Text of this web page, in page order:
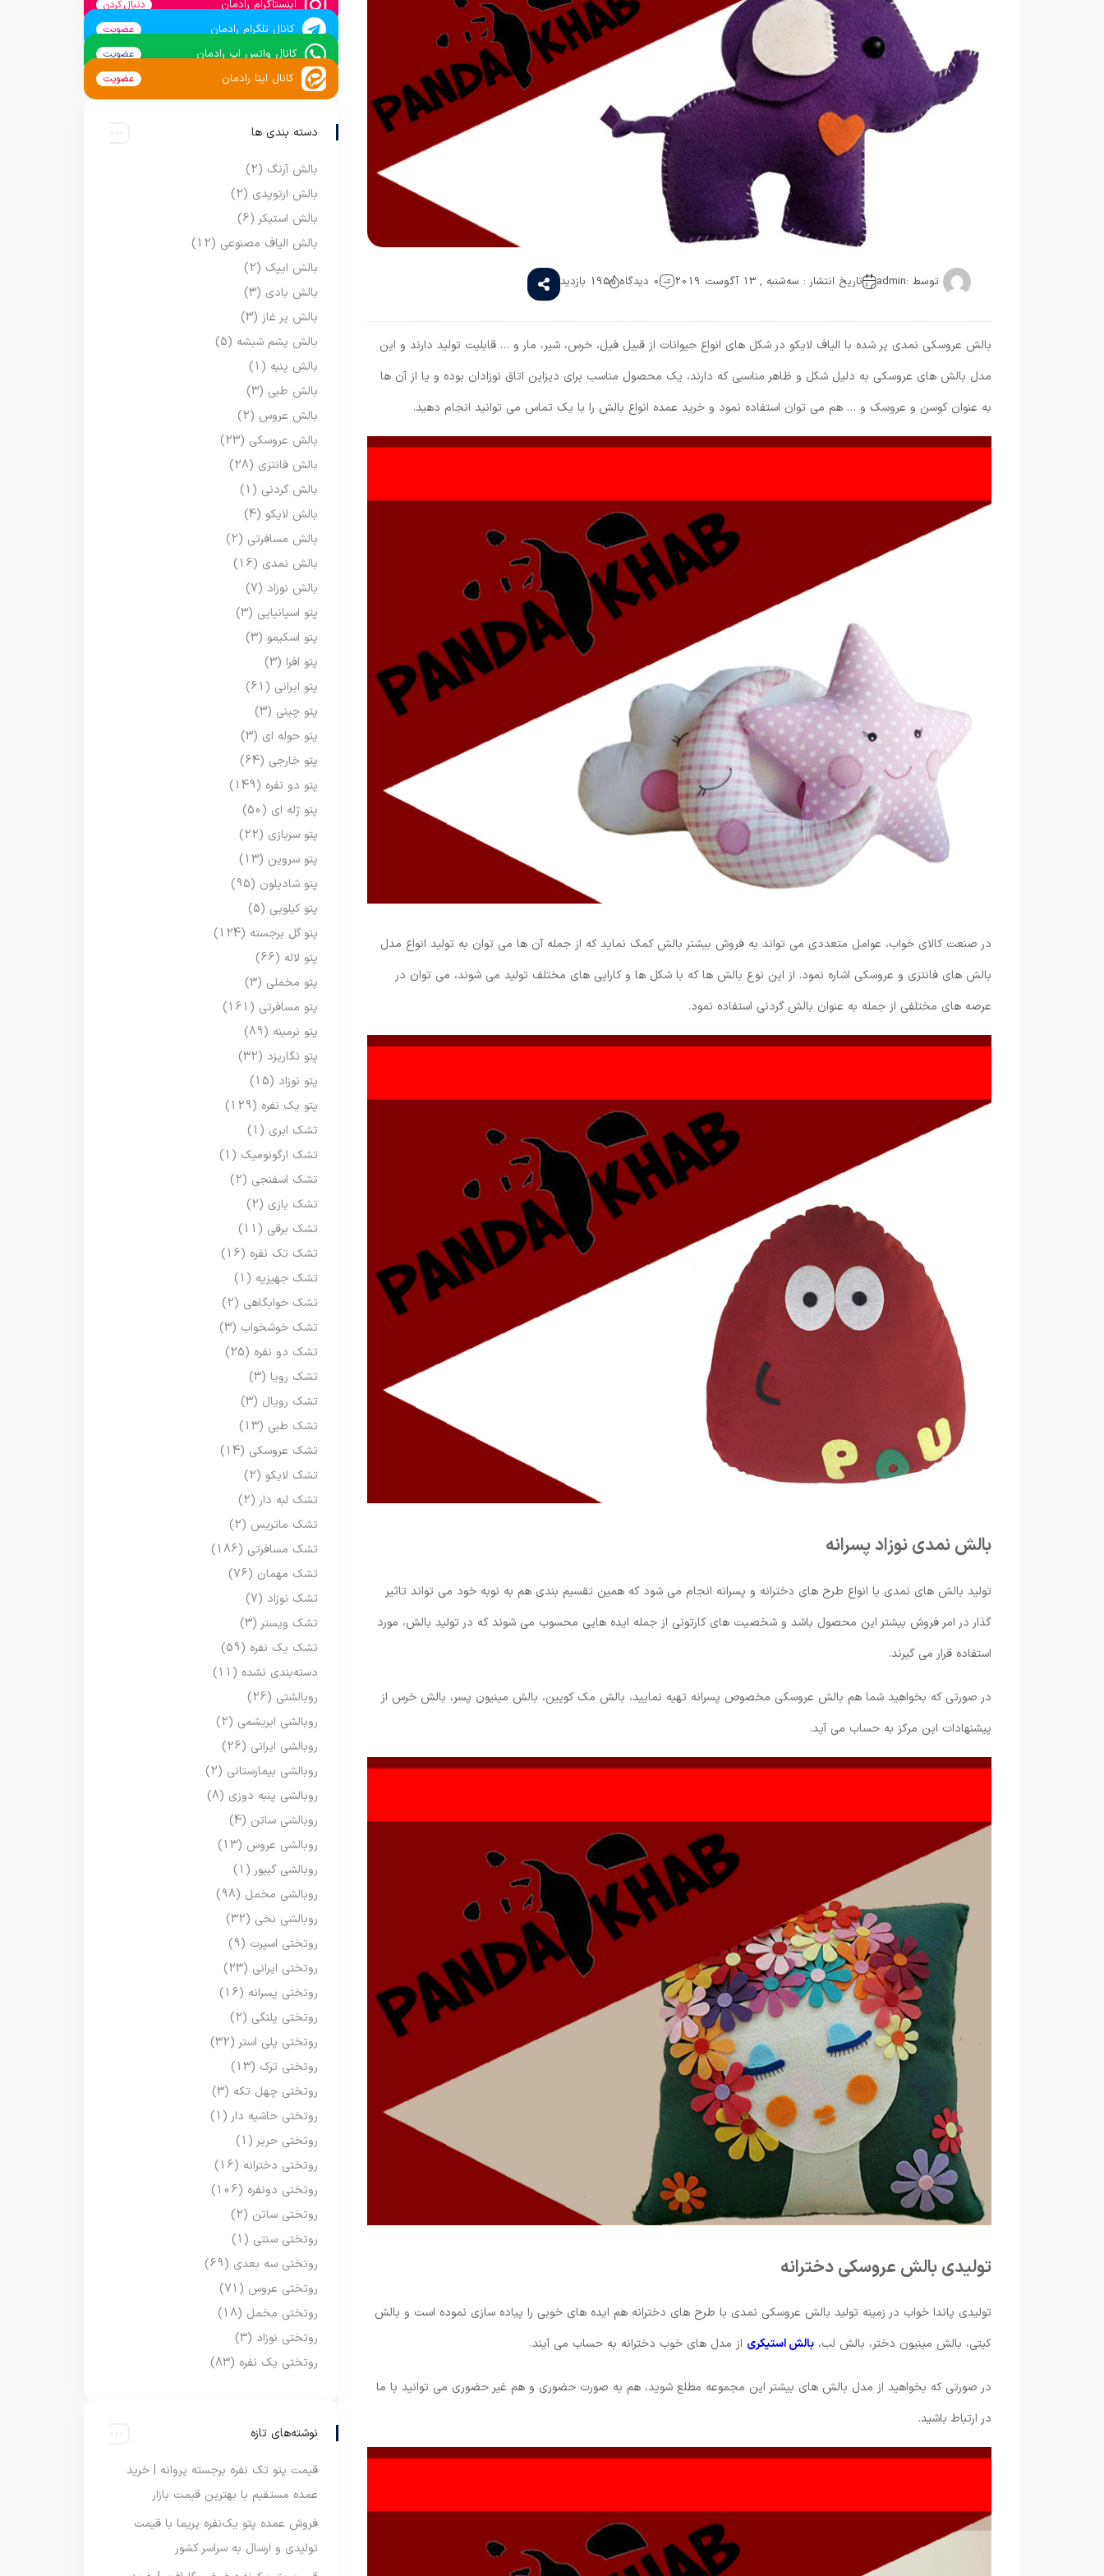
توسط :admin تاریخ انتشار : سه‌شنبه , 13 آگوست 2019 0 دیدگاه 195 بازدید
بالش عروسکی نمدی پر شده با الیاف لایکو در شکل های انواع حیوانات از قبیل فیل، خرس، شیر، مار و … قابلیت تولید دارند و این
مدل بالش های عروسکی به دلیل شکل و ظاهر مناسبی که دارند، یک محصول مناسب برای دیزاین اتاق نوزادان بوده و یا از آن ها
به عنوان کوسن و عروسک و … هم می توان استفاده نمود و خرید عمده انواع بالش را با یک تماس می توانید انجام دهید.
در صنعت کالای خواب، عوامل متعددی می تواند به فروش بیشتر بالش کمک نماید که از جمله آن ها می توان به تولید انواع مدل
بالش های فانتزی و عروسکی اشاره نمود. از این نوع بالش ها که با شکل ها و کارایی های مختلف تولید می شوند، می توان در
عرصه های مختلفی از جمله به عنوان بالش گردنی استفاده نمود.
بالش نمدی نوزاد پسرانه
تولید بالش های نمدی با انواع طرح های دخترانه و پسرانه انجام می شود که همین تقسیم بندی هم به نوبه خود می تواند تاثیر
گذار در امر فروش بیشتر این محصول باشد و شخصیت های کارتونی از جمله ایده هایی محسوب می شوند که در تولید بالش، مورد
استفاده قرار می گیرند.
در صورتی که بخواهید شما هم بالش عروسکی مخصوص پسرانه تهیه نمایید، بالش مک کویین، بالش مینیون پسر، بالش خرس از
پیشنهادات این مرکز به حساب می آید.
تولیدی بالش عروسکی دخترانه
تولیدی پاندا خواب در زمینه تولید بالش عروسکی نمدی با طرح های دخترانه هم ایده های خوبی را پیاده سازی نموده است و بالش
کیتی، بالش مینیون دختر، بالش لب، بالش استیکری از مدل های خوب دخترانه به حساب می آیند.
در صورتی که بخواهید از مدل بالش های بیشتر این مجموعه مطلع شوید، هم به صورت حضوری و هم غیر حضوری می توانید با ما
در ارتباط باشید.
اینستاگرام رادمان دنبال کردن
کانال تلگرام رادمان عضویت
کانال واتس اپ رادمان عضویت
کانال ایتا رادمان عضویت
دسته بندی ها
بالش آرنگ (2)
بالش ارتوپدی (2)
بالش استیکر (6)
بالش الیاف مصنوعی (12)
بالش ایپک (2)
بالش بادی (3)
بالش پر غاز (3)
بالش پشم شیشه (5)
بالش پنبه (1)
بالش طبی (3)
بالش عروس (2)
بالش عروسکی (23)
بالش فانتزی (28)
بالش گردنی (1)
بالش لایکو (4)
بالش مسافرتی (2)
بالش نمدی (16)
بالش نوزاد (7)
پتو اسپانیایی (3)
پتو اسکیمو (3)
پتو افرا (3)
پتو ایرانی (61)
پتو چینی (3)
پتو حوله ای (3)
پتو خارجی (64)
پتو دو نفره (149)
پتو ژله ای (50)
پتو سربازی (22)
پتو سروین (13)
پتو شادیلون (95)
پتو کیلویی (5)
پتو گل برجسته (124)
پتو لاله (66)
پتو مخملی (3)
پتو مسافرتی (161)
پتو نرمینه (89)
پتو نگاریزد (32)
پتو نوزاد (15)
پتو یک نفره (129)
تشک ابری (1)
تشک ارگونومیک (1)
تشک اسفنجی (2)
تشک بازی (2)
تشک برقی (11)
تشک تک نفره (16)
تشک جهیزیه (1)
تشک خوابگاهی (2)
تشک خوشخواب (3)
تشک دو نفره (25)
تشک رویا (3)
تشک رویال (3)
تشک طبی (13)
تشک عروسکی (14)
تشک لایکو (2)
تشک لبه دار (2)
تشک ماتریس (2)
تشک مسافرتی (186)
تشک مهمان (76)
تشک نوزاد (7)
تشک ویستر (3)
تشک یک نفره (59)
دسته‌بندی نشده (11)
روبالشتی (26)
روبالشی ابریشمی (2)
روبالشی ایرانی (26)
روبالشی بیمارستانی (2)
روبالشی پنبه دوزی (8)
روبالشی ساتن (4)
روبالشی عروس (13)
روبالشی گیپور (1)
روبالشی مخمل (98)
روبالشی نخی (32)
روتختی اسپرت (9)
روتختی ایرانی (23)
روتختی پسرانه (16)
روتختی پلنگی (2)
روتختی پلی استر (32)
روتختی ترک (13)
روتختی چهل تکه (3)
روتختی حاشیه دار (1)
روتختی حریر (1)
روتختی دخترانه (16)
روتختی دونفره (106)
روتختی ساتن (2)
روتختی سنتی (1)
روتختی سه بعدی (69)
روتختی عروس (71)
روتختی مخمل (18)
روتختی نوزاد (3)
روتختی یک نفره (83)
نوشته‌های تازه
قیمت پتو تک نفره برجسته پروانه | خرید
عمده مستقیم با بهترین قیمت بازار
فروش عمده پتو یک‌نفره پریما با قیمت
تولیدی و ارسال به سراسر کشور